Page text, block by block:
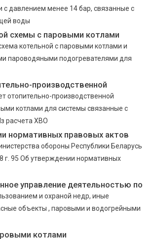
с давлением менее 14 бар, связанные с
воды
схемы с паровыми котлами
котельной с паровыми котлами и
пароводяными подогревателями для
производственной
отопительно-производственной
котлами для системы связанные с
расчета ХВО
нормативных правовых актов
обороны Республики Беларусь
г. 95 Об утверждении нормативных
управление деятельностью по
и охраной недр, иные
объекты , паровыми и водогрейными
котлами